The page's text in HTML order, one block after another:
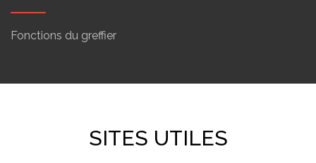
Fonctions du greffier
SITES UTILES